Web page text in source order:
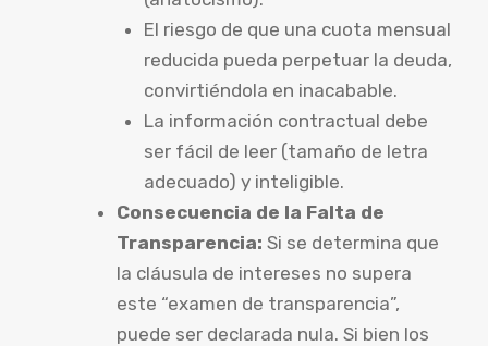
El riesgo de que una cuota mensual
reducida pueda perpetuar la deuda,
convirtiéndola en inacabable.
La información contractual debe
ser fácil de leer (tamaño de letra
adecuado) y inteligible.
Consecuencia de la Falta de
Transparencia: Si se determina que
la cláusula de intereses no supera
este “examen de transparencia”,
puede ser declarada nula. Si bien los